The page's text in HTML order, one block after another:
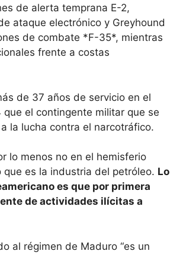
de alerta temprana E-2,
ataque electrónico y Greyhound
de combate *F-35*, mientras
frente a costas
de 37 años de servicio en el
el contingente militar que se
la lucha contra el narcotráfico.
lo menos no en el hemisferio
es la industria del petróleo. Lo
es que por primera
de actividades ilícitas a
al régimen de Maduro “es un